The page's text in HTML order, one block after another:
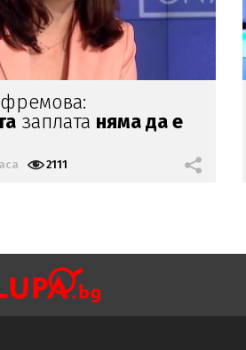
засушаване
вижда от космоса
1650